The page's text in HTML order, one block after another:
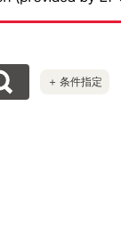
＋ 条件指定